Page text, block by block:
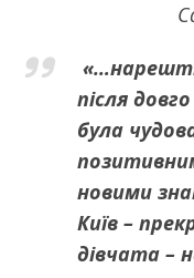
після
була
новими
Київ –
дівчата –